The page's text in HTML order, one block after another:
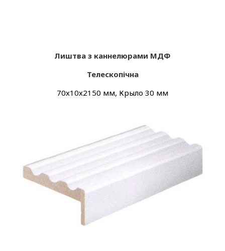
Лиштва з каннелюрами МДФ
Телескопічна
70х10х2150 мм, Крыло 30 мм